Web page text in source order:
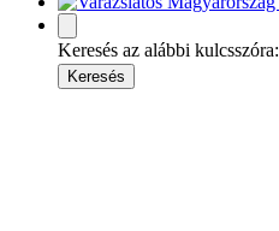
Keresés az alábbi kulcsszóra: